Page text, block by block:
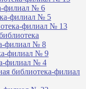
филиал № 6
филиал № 5
филиал № 13
филиал № 8
филиал № 9
филиал № 4
библиотека-филиал